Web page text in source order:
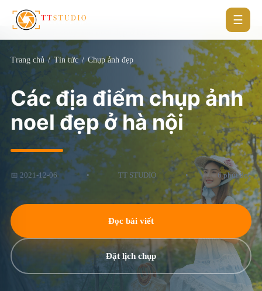
☰
Trang chủ / Tin tức / Chụp ảnh đẹp
Các địa điểm chụp ảnh
noel đẹp ở hà nội
📅 2021-12-06 • TT STUDIO • 6 phút đọc
Đọc bài viết
Đặt lịch chụp